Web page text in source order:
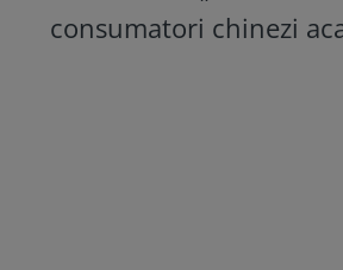
consumatori chinezi